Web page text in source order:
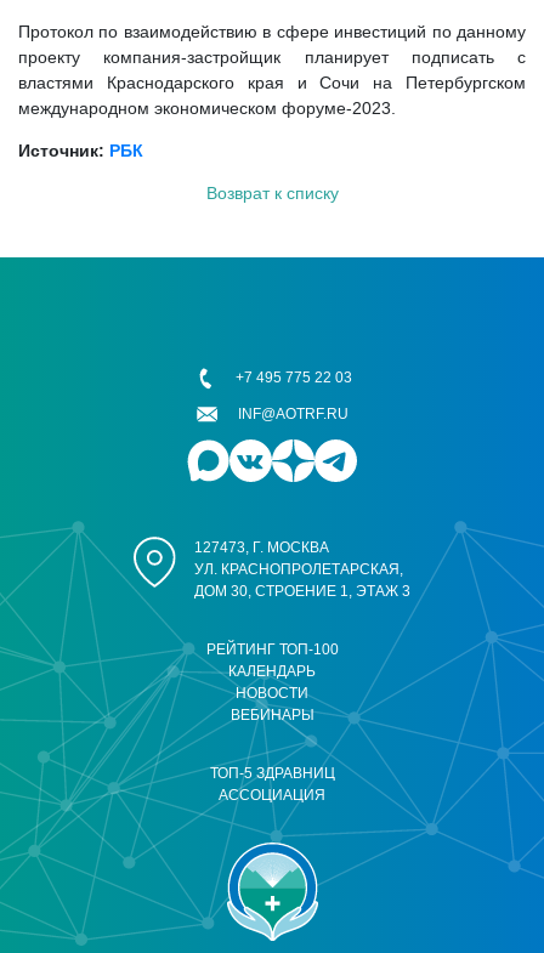
Протокол по взаимодействию в сфере инвестиций по данному
проекту компания-застройщик планирует подписать с
властями Краснодарского края и Сочи на Петербургском
международном экономическом форуме-2023.
Источник: РБК
Возврат к списку
РЕЙТИНГ ТОП-100
КАЛЕНДАРЬ
НОВОСТИ
ВЕБИНАРЫ
ТОП-5 ЗДРАВНИЦ
АССОЦИАЦИЯ
127473, Г. МОСКВА
УЛ. КРАСНОПРОЛЕТАРСКАЯ,
ДОМ 30, СТРОЕНИЕ 1, ЭТАЖ 3
+7 495 775 22 03
INF@AOTRF.RU